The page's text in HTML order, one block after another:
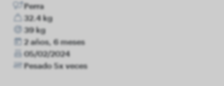
Perra
32.4 kg
39 kg
2 años, 6 meses
05/02/2024
Pesado 5x veces